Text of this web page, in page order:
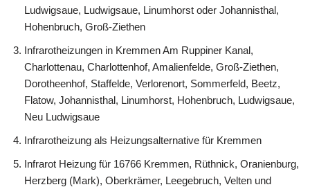
Ludwigsaue, Ludwigsaue, Linumhorst oder Johannisthal,
Hohenbruch, Groß-Ziethen
Infrarotheizungen in Kremmen Am Ruppiner Kanal,
Charlottenau, Charlottenhof, Amalienfelde, Groß-Ziethen,
Dorotheenhof, Staffelde, Verlorenort, Sommerfeld, Beetz,
Flatow, Johannisthal, Linumhorst, Hohenbruch, Ludwigsaue,
Neu Ludwigsaue
Infrarotheizung als Heizungsalternative für Kremmen
Infrarot Heizung für 16766 Kremmen, Rüthnick, Oranienburg,
Herzberg (Mark), Oberkrämer, Leegebruch, Velten und